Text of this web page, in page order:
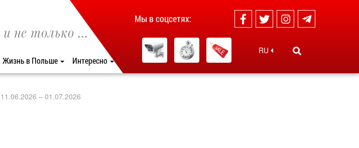
и не только ...
Жизнь в Польше Интересно
Мы в соцсетях:
RU
11.06.2026 – 01.07.2026